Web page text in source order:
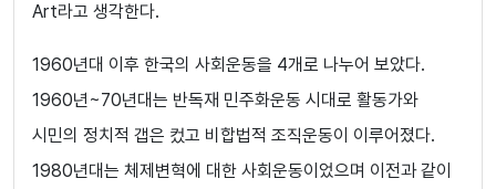
Art라고 생각한다.
1960년대 이후 한국의 사회운동을 4개로 나누어 보았다.
1960년~70년대는 반독재 민주화운동 시대로 활동가와
시민의 정치적 갭은 컸고 비합법적 조직운동이 이루어졌다.
1980년대는 체제변혁에 대한 사회운동이었으며 이전과 같이